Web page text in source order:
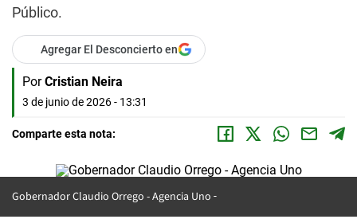
Público.
Agregar El Desconcierto en
Por Cristian Neira
3 de junio de 2026 - 13:31
Comparte esta nota:
Gobernador Claudio Orrego -Agencia Uno